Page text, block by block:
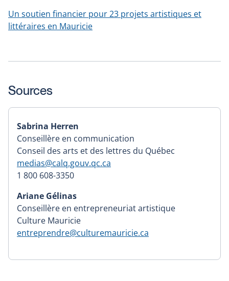
Un soutien financier pour 23 projets artistiques et
littéraires en Mauricie
Sources
Sabrina Herren
Conseillère en communication
Conseil des arts et des lettres du Québec
medias@calq.gouv.qc.ca
1 800 608-3350
Ariane Gélinas
Conseillère en entrepreneuriat artistique
Culture Mauricie
entreprendre@culturemauricie.ca